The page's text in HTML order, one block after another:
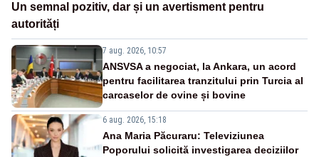
Un semnal pozitiv, dar și un avertisment pentru
autorități
7 aug. 2026, 10:57
ANSVSA a negociat, la Ankara, un acord
pentru facilitarea tranzitului prin Turcia al
carcaselor de ovine și bovine
6 aug. 2026, 15:18
Ana Maria Păcuraru: Televiziunea
Poporului solicită investigarea deciziilor